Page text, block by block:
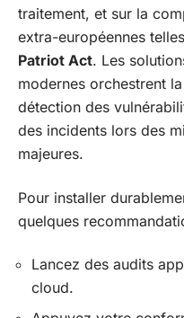
traitement, et sur la
extra-européennes
Patriot Act. Les
modernes orchestrent
détection des
des incidents lors des
majeures.
Pour installer
quelques
Lancez des audits
cloud.